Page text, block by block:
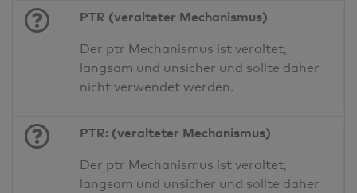
PTR (veralteter Mechanismus)
Der ptr Mechanismus ist veraltet,
langsam und unsicher und sollte daher
nicht verwendet werden.
PTR: (veralteter Mechanismus)
Der ptr Mechanismus ist veraltet,
langsam und unsicher und sollte daher